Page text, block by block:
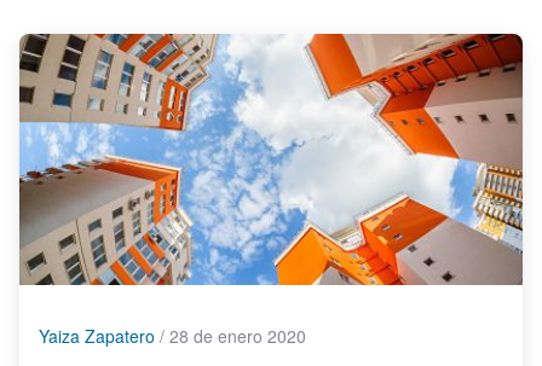
Yaiza Zapatero / 28 de enero 2020